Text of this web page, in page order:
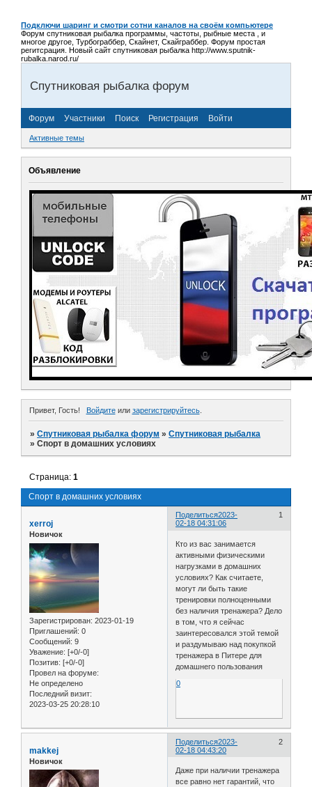
Подключи шаринг и смотри сотни каналов на своём компьютере
Форум спутниковая рыбалка программы, частоты, рыбные места , и
многое другое, Турбограббер, Скайнет, Скайграббер. Форум простая
регитсрация. Новый сайт спутниковая рыбалка http://www.sputnik-
rubalka.narod.ru/
Спутниковая рыбалка форум
Форум Участники Поиск Регистрация Войти
Активные темы
Объявление
Привет, Гость! Войдитеили зарегистрируйтесь.
»Спутниковая рыбалка форум »Спутниковая рыбалка
»Спорт в домашних условиях
Спорт в домашних условиях
Страница:1
Поделиться 1
2023-
02-18 04:31:06
xerroj
Новичок
Зарегистрирован: 2023-01-19
Приглашений: 0
Сообщений: 9
Уважение: [+0/-0]
Позитив: [+0/-0]
Провел на форуме:
Не определено
Последний визит:
2023-03-25 20:28:10
Кто из вас занимается
активными физическими
нагрузками в домашних
условиях? Как считаете,
могут ли быть такие
тренировки полноценными
без наличия тренажера? Дело
в том, что я сейчас
заинтересовался этой темой
и раздумываю над покупкой
тренажера в Питере для
домашнего пользования
0
Поделиться 2
2023-
02-18 04:43:20
makkej
Новичок
Даже при наличии тренажера
все равно нет гарантий, что